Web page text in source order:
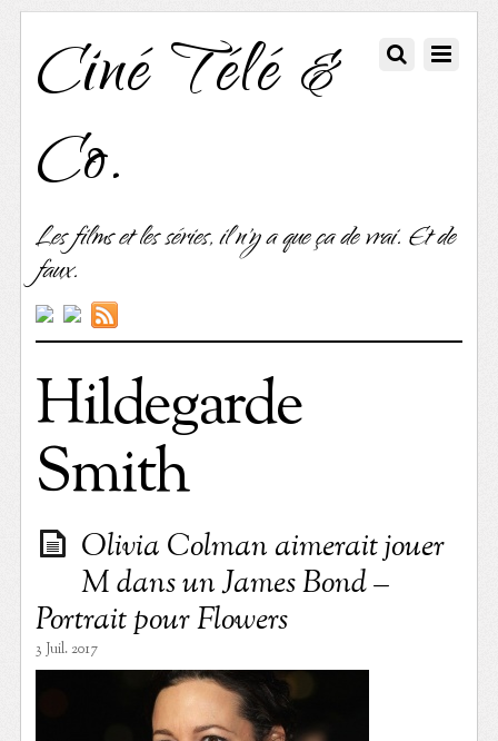
Ciné Télé &
Co.
Les films et les séries, il n'y a que ça de vrai. Et de
faux.
Hildegarde
Smith
Olivia Colman aimerait jouer
M dans un James Bond –
Portrait pour Flowers
3 Juil. 2017